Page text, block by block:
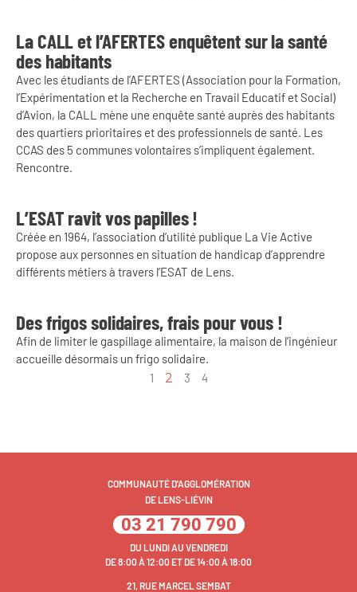
La CALL et l’AFERTES enquêtent sur la santé
des habitants
Avec les étudiants de l’AFERTES (Association pour la Formation,
l’Expérimentation et la Recherche en Travail Educatif et Social)
d’Avion, la CALL mène une enquête santé auprès des habitants
des quartiers prioritaires et des professionnels de santé. Les
CCAS des 5 communes volontaires s’impliquent également.
Rencontre.
L’ESAT ravit vos papilles !
Créée en 1964, l’association d’utilité publique La Vie Active
propose aux personnes en situation de handicap d’apprendre
différents métiers à travers l’ESAT de Lens.
Des frigos solidaires, frais pour vous !
Afin de limiter le gaspillage alimentaire, la maison de l’ingénieur
accueille désormais un frigo solidaire.
1
2 3 4
COMMUNAUTÉ D'AGGLOMÉRATION
DE LENS-LIÉVIN
03 21 790 790
DU LUNDI AU VENDREDI
DE 8:00 À 12:00 ET DE 14:00 À 18:00
21, RUE MARCEL SEMBAT